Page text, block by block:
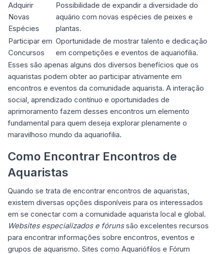
Adquirir
Novas
Espécies
Possibilidade de expandir a diversidade do
aquário com novas espécies de peixes e
plantas.
Participar em
Concursos
Oportunidade de mostrar talento e dedicação
em competições e eventos de aquariofilia.
Esses são apenas alguns dos diversos benefícios que os
aquaristas podem obter ao participar ativamente em
encontros e eventos da comunidade aquarista. A interação
social, aprendizado contínuo e oportunidades de
aprimoramento fazem desses encontros um elemento
fundamental para quem deseja explorar plenamente o
maravilhoso mundo da aquariofilia.
Como Encontrar Encontros de
Aquaristas
Quando se trata de encontrar encontros de aquaristas,
existem diversas opções disponíveis para os interessados
em se conectar com a comunidade aquarista local e global.
Websites especializados e fórunssão excelentes recursos
para encontrar informações sobre encontros, eventos e
grupos de aquarismo. Sites como Aquariófilos e Fórum